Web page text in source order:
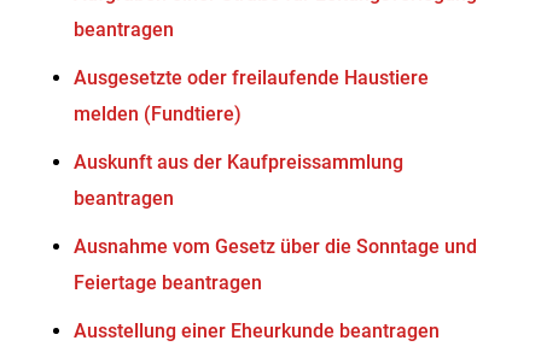
beantragen
Ausgesetzte oder freilaufende Haustiere
melden (Fundtiere)
Auskunft aus der Kaufpreissammlung
beantragen
Ausnahme vom Gesetz über die Sonntage und
Feiertage beantragen
Ausstellung einer Eheurkunde beantragen